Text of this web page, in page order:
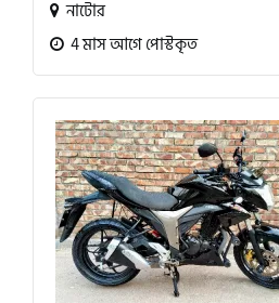
নাটোর
4 মাস আগে পোস্টকৃত